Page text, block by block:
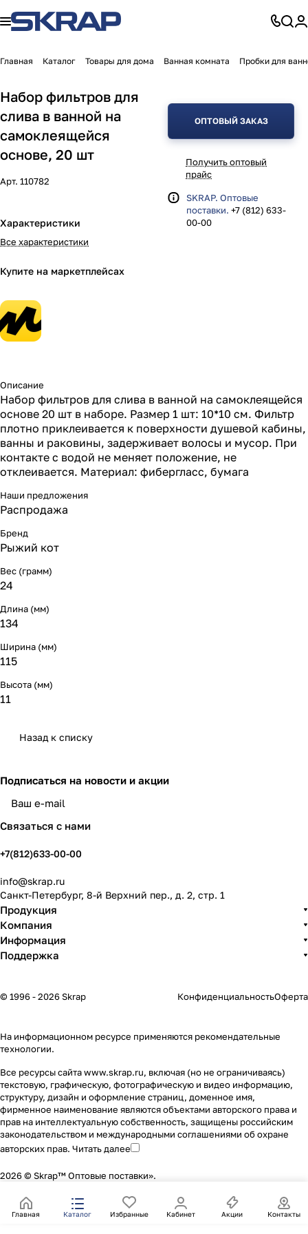
Главная Каталог Товары для дома Ванная комната Пробки для
Набор фильтров для
слива в ванной на
самоклеящейся
основе, 20 шт
Арт. 110782
Характеристики
Все характеристики
Купите на маркетплейсах
ОПТОВЫЙ ЗАКАЗ
Получить оптовый
прайс
SKRAP. Оптовые
поставки. +7 (812) 633-
00-00
Описание
Набор фильтров для слива в ванной на самоклеящейся
основе 20 шт в наборе. Размер 1 шт: 10*10 см. Фильтр
плотно приклеивается к поверхности душевой кабины,
ванны и раковины, задерживает волосы и мусор. При
контакте с водой не меняет положение, не
отклеивается. Материал: фибергласс, бумага
Наши предложения
Распродажа
Бренд
Рыжий кот
Вес (грамм)
24
Длина (мм)
134
Ширина (мм)
115
Высота (мм)
11
Назад к списку
Подписаться на новости и акции
Связаться с нами
+7(812)633-00-00
info@skrap.ru
Санкт-Петербург, 8-й Верхний пер., д. 2, стр. 1
Продукция
Компания
Информация
Поддержка
© 1996 - 2026 Skrap КонфиденциальностьОферта
На информационном ресурсе применяются рекомендательные
технологии.
Все ресурсы сайта www.skrap.ru, включая (но не ограничиваясь)
текстовую, графическую, фотографическую и видео информацию,
структуру, дизайн и оформление страниц, доменное имя,
фирменное наименование являются объектами авторского права и
прав на интеллектуальную собственность, защищены российским
законодательством и международными соглашениями об охране
авторских прав. Читать далее
2026 © Skrap™ Оптовые поставки».
Главная Каталог Избранные Кабинет Акции Контакты